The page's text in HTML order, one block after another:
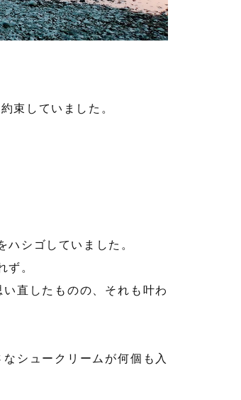
束していました。
ハシゴしていました。
ず。
直したものの、それも叶わ
シュークリームが何個も入